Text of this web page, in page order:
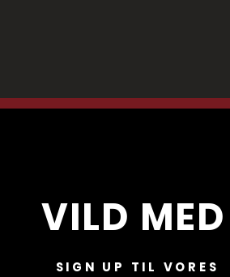
VILD
SIGN UP TIL VORES